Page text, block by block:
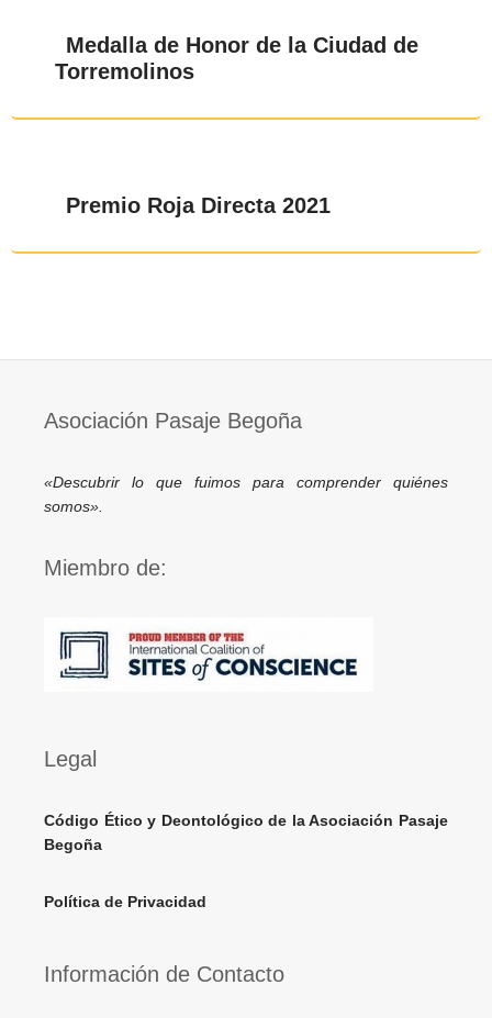
Medalla de Honor de la Ciudad de
Torremolinos
Premio Roja Directa 2021
Asociación Pasaje Begoña
«Descubrir lo que fuimos para comprender quiénes
somos».
Miembro de:
Legal
Código Ético y Deontológico de la Asociación Pasaje
Begoña
Política de Privacidad
Información de Contacto